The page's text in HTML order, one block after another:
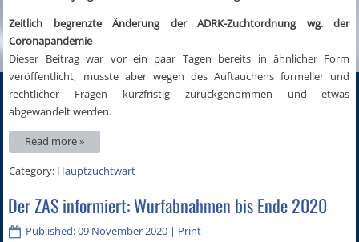
Zeitlich begrenzte Änderung der ADRK-Zuchtordnung wg. der
Coronapandemie
Dieser Beitrag war vor ein paar Tagen bereits in ähnlicher Form
veröffentlicht, musste aber wegen des Auftauchens formeller und
rechtlicher Fragen kurzfristig zurückgenommen und etwas
abgewandelt werden.
Read more »
Category: Hauptzuchtwart
Der ZAS informiert: Wurfabnahmen bis Ende 2020
Published: 09 November 2020 | Print